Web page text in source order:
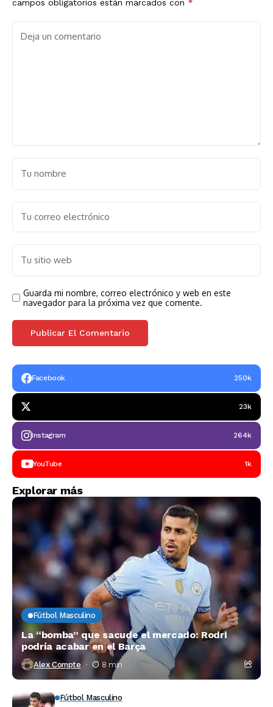
campos obligatorios están marcados con *
Guarda mi nombre, correo electrónico y web en este
navegador para la próxima vez que comente.
Facebook 250k
23k
Instagram 264k
YouTube 1k
Explorar más
Fútbol Masculino
La “bomba” que sacude el mercado: Rodri
podría acabar en el Barça
Alex Compte 8 min
Fútbol Masculino